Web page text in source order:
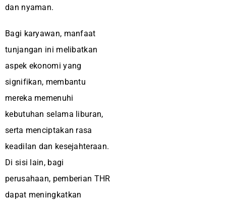
dan nyaman.
Bagi karyawan, manfaat
tunjangan ini melibatkan
aspek ekonomi yang
signifikan, membantu
mereka memenuhi
kebutuhan selama liburan,
serta menciptakan rasa
keadilan dan kesejahteraan.
Di sisi lain, bagi
perusahaan, pemberian THR
dapat meningkatkan